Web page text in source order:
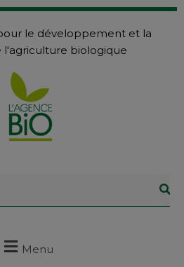
le développement et la
biologique
Menu